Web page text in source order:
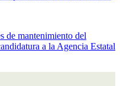
de mantenimiento del
a la Agencia Estatal